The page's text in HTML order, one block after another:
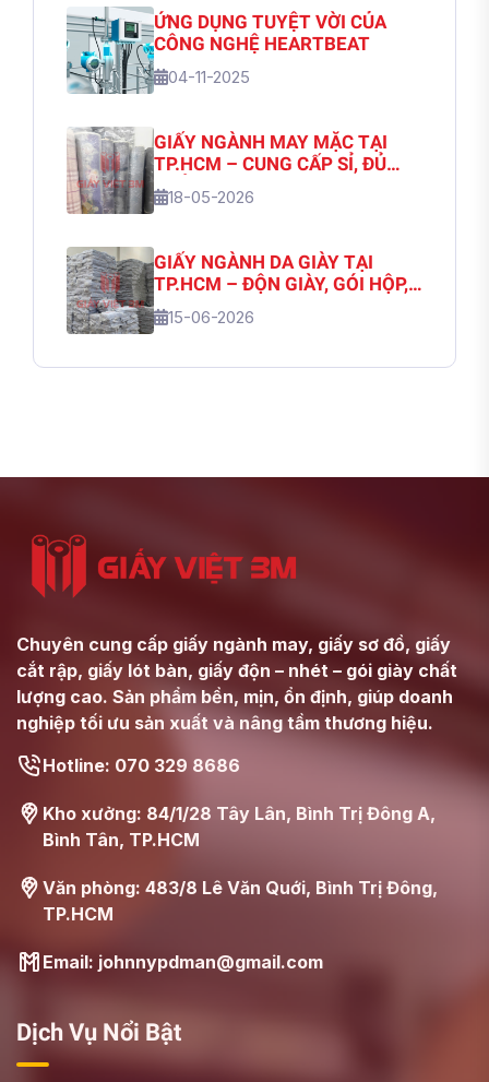
ỨNG DỤNG TUYỆT VỜI CỦA
CÔNG NGHỆ HEARTBEAT
04-11-2025
GIẤY NGÀNH MAY MẶC TẠI
TP.HCM – CUNG CẤP SỈ, ĐỦ
CHỦNG LOẠI | GIẤY VIỆT 3M
18-05-2026
GIẤY NGÀNH DA GIÀY TẠI
TP.HCM – ĐỘN GIÀY, GÓI HỘP,
NHẬP SỐ LƯỢNG LỚN | GIẤY
VIỆT 3M
15-06-2026
Chuyên cung cấp giấy ngành may, giấy sơ đồ, giấy
cắt rập, giấy lót bàn, giấy độn – nhét – gói giày chất
lượng cao. Sản phẩm bền, mịn, ổn định, giúp doanh
nghiệp tối ưu sản xuất và nâng tầm thương hiệu.
Hotline: 070 329 8686
Kho xưởng: 84/1/28 Tây Lân, Bình Trị Đông A,
Bình Tân, TP.HCM
Văn phòng: 483/8 Lê Văn Quới, Bình Trị Đông,
TP.HCM
Email: johnnypdman@gmail.com
Dịch Vụ Nổi Bật